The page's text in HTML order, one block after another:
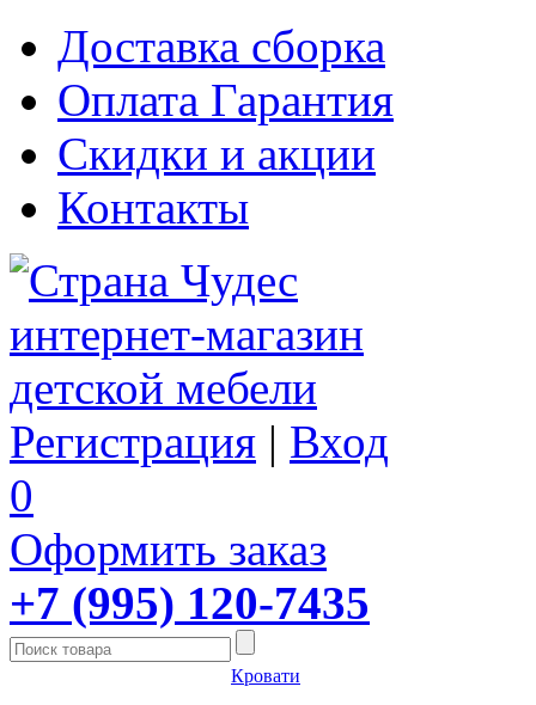
Доставка сборка
Оплата Гарантия
Скидки и акции
Контакты
Регистрация | Вход
0
Оформить заказ
+7 (995) 120-7435
Кровати